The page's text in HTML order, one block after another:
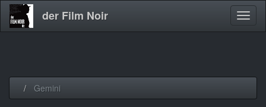
der Film Noir
Gemini